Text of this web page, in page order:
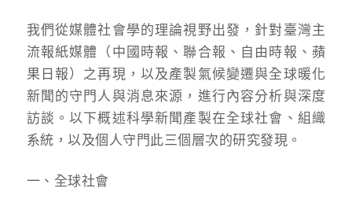
我們從媒體社會學的理論視野出發，針對臺灣主
流報紙媒體（中國時報、聯合報、自由時報、蘋
果日報）之再現，以及產製氣候變遷與全球暖化
新聞的守門人與消息來源，進行內容分析與深度
訪談。以下概述科學新聞產製在全球社會、組織
系統，以及個人守門此三個層次的研究發現。
一、全球社會